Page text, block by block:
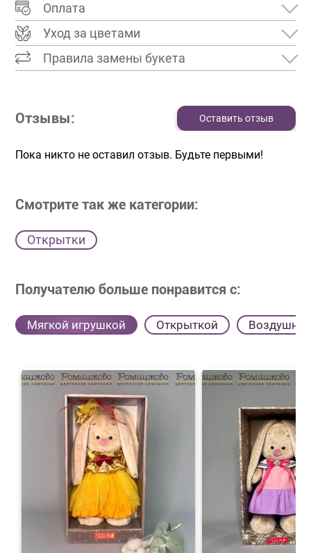
Оплата
Уход за цветами
Правила замены букета
Отзывы: Оставить отзыв
Пока никто не оставил отзыв. Будьте первыми!
Смотрите так же категории:
Открытки
Получателю больше понравится с:
Мягкой игрушкой Открыткой